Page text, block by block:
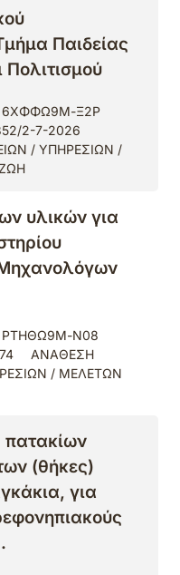
Παιδείας
6ΧΦΦΩ9Μ-Ξ2Ρ
2-7-2026
/ ΥΠΗΡΕΣΙΩΝ /
υλικών για
ΡΤΗΘΩ9Μ-Ν08
ΑΝΑΘΕΣΗ
/ ΜΕΛΕΤΩΝ
πατακίων
(θήκες)
για